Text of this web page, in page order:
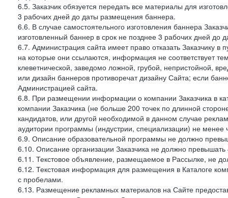
6.5. Заказчик обязуется передать все материалы для
3 рабочих дней до даты размещения баннера.
6.6. В случае самостоятельного изготовления баннера
изготовленный баннер в срок не позднее 3 рабочих дней до
6.7. Администрация сайта имеет право отказать Заказчику
на которые они ссылаются, информация не соответствует
клеветнической, заведомо ложной, грубой, непристойной,
или дизайн баннеров противоречат дизайну Сайта; если
Администрацией сайта.
6.8. При размещении информации о компании Заказчика в
компании Заказчика (не больше 200 точек по длинной
кандидатов, или другой необходимой в данном случае
аудитории программы (индустрии, специализации) не
6.9. Описание образовательной программы не должно
6.10. Описание организации Заказчика не должно
6.11. Текстовое объявление, размещаемое в Рассылке, не
6.12. Текстовая информация для размещения в Каталоге
с пробелами.
6.13. Размещение рекламных материалов на Сайте